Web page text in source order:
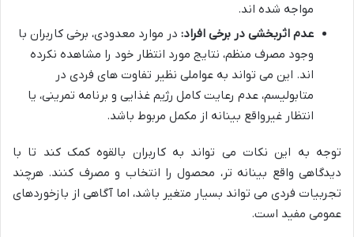
مواجه شده اند.
عدم اثربخشی در برخی افراد: در موارد معدودی، برخی کاربران با
وجود مصرف منظم، نتایج مورد انتظار خود را مشاهده نکرده
اند. این می تواند به عواملی نظیر تفاوت های فردی در
متابولیسم، عدم رعایت کامل رژیم غذایی و برنامه تمرینی، یا
انتظار غیرواقع بینانه از مکمل مربوط باشد.
توجه به این نکات می تواند به کاربران بالقوه کمک کند تا با
دیدگاهی واقع بینانه تر، محصول را انتخاب و مصرف کنند. هرچند
تجربیات فردی می تواند بسیار متغیر باشد، اما آگاهی از بازخوردهای
عمومی مفید است.